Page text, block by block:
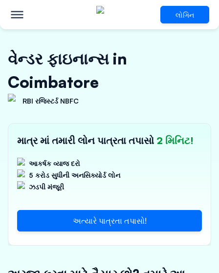
લોગિન
વેન્ડર ફાઇનાન્સ in
Coimbatore
RBI રજિસ્ટર્ડ NBFC
માત્ર માં તમારી લોન પાત્રતા તપાસો 2 મિનિટ!
આકર્ષક વ્યાજ દરો
5 કરોડ સુધીની અનસિક્યોર્ડ લોન
ઝડપી મંજૂરી
અત્યારે પાત્રતા તપાસો!